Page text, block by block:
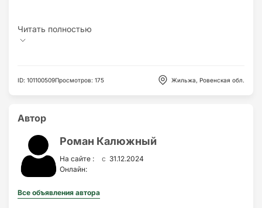
ID: 101100509Просмотров: 175 Жильжа, Ровенская обл.
Автор
Роман Калюжный
На сайте : c 31.12.2024
Онлайн:
Все объявления автора